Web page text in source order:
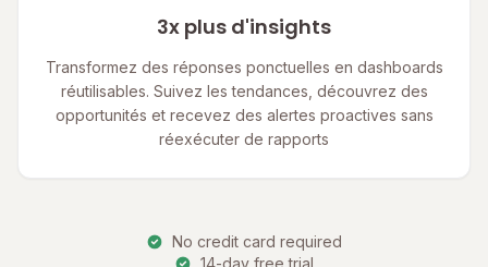
3x plus d'insights
Transformez des réponses ponctuelles en dashboards
réutilisables. Suivez les tendances, découvrez des
opportunités et recevez des alertes proactives sans
réexécuter de rapports
No credit card required